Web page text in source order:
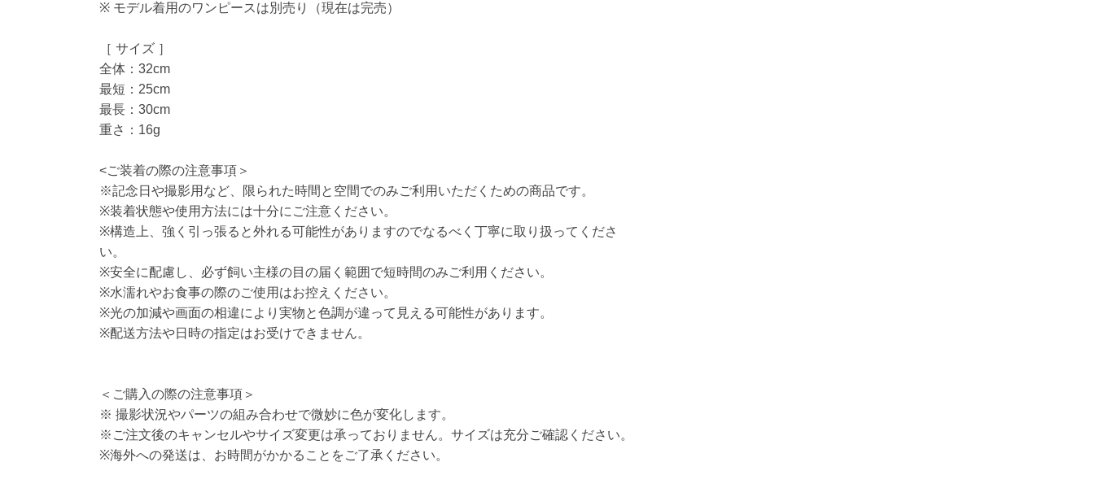
※ モデル着用のワンピースは別売り（現在は完売）
［ サイズ ］
全体：32cm
最短：25cm
最長：30cm
重さ：16g
<ご装着の際の注意事項＞
※記念日や撮影用など、限られた時間と空間でのみご利用いただくための商品です。
※装着状態や使用方法には十分にご注意ください。
※構造上、強く引っ張ると外れる可能性がありますのでなるべく丁寧に取り扱ってくださ
い。
※安全に配慮し、必ず飼い主様の目の届く範囲で短時間のみご利用ください。
※水濡れやお食事の際のご使用はお控えください。
※光の加減や画面の相違により実物と色調が違って見える可能性があります。
※配送方法や日時の指定はお受けできません。
＜ご購入の際の注意事項＞
※ 撮影状況やパーツの組み合わせで微妙に色が変化します。
※ご注文後のキャンセルやサイズ変更は承っておりません。サイズは充分ご確認ください。
※海外への発送は、お時間がかかることをご了承ください。